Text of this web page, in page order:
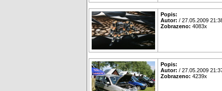
Popis:
Autor: / 27.05.2009
Zobrazeno: 4083x
Popis:
Autor: / 27.05.2009
Zobrazeno: 4239x